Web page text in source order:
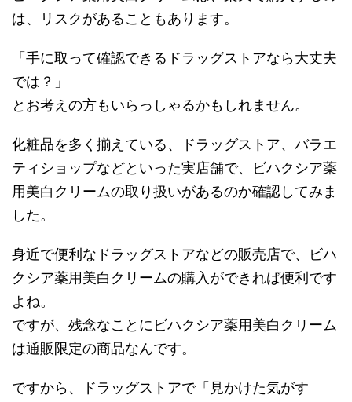
は、リスクがあることもあります。
「手に取って確認できるドラッグストアなら大丈夫
では？」
とお考えの方もいらっしゃるかもしれません。
化粧品を多く揃えている、ドラッグストア、バラエ
ティショップなどといった実店舗で、ビハクシア薬
用美白クリームの取り扱いがあるのか確認してみま
した。
身近で便利なドラッグストアなどの販売店で、ビハ
クシア薬用美白クリームの購入ができれば便利です
よね。
ですが、残念なことにビハクシア薬用美白クリーム
は通販限定の商品なんです。
ですから、ドラッグストアで「見かけた気がす